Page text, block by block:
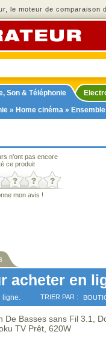
le moteur de comparaison
Son & Téléphonie
» Home cinéma »
n'ont pas encore
ce produit
mon avis !
acheter en
ligne. TRIER PAR :
De Basses sans Fil 3.1,
TV Prêt, 620W